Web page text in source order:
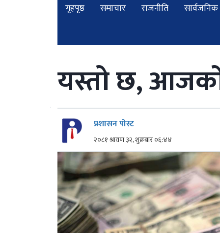
गृहपृष्ठ समाचार राजनीति
यस्तो छ, आजको
प्रशासन पोस्ट
२०८१ श्रावण ३२, शुक्रबार ०६:४४